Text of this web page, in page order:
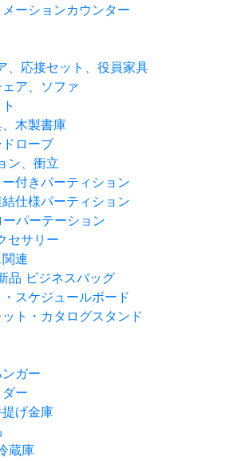
ーションカウンター
、応接セット、役員家具
ア、ソファ
木製書庫
ローブ
ン、衝立
付きパーティション
仕様パーティション
パーテーション
セサリー
連
品 ビジネスバッグ
スケジュールボード
ト・カタログスタンド
ガー
ー
げ金庫
蔵庫